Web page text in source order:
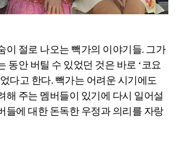
이 절로 나오는 빽가의 이야기들. 그가
동안 버틸 수 있었던 것은 바로 ‘코요
다고 한다. 빽가는 어려운 시기에도
해 주는 멤버들이 있기에 다시 일어설
들에 대한 돈독한 우정과 의리를 자랑